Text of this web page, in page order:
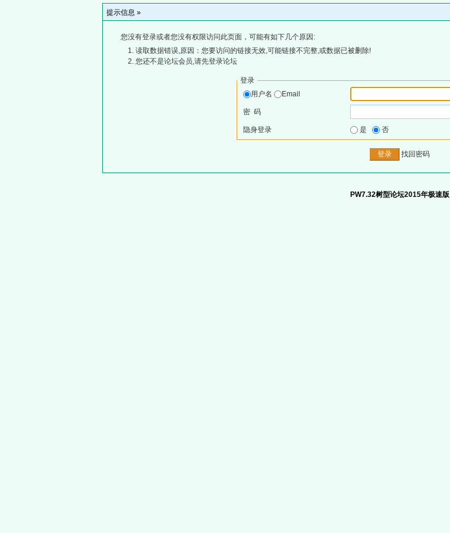
提示信息 »
您没有登录或者您没有权限访问此页面，可能有如下几个原因:
读取数据错误,原因：您要访问的链接无效,可能链接不完整,或数据已被删除!
您还不是论坛会员,请先登录论坛
登录
用户名
Email
密 码
隐身登录 是 否
找回密码
PW7.32树型论坛2015年极速版